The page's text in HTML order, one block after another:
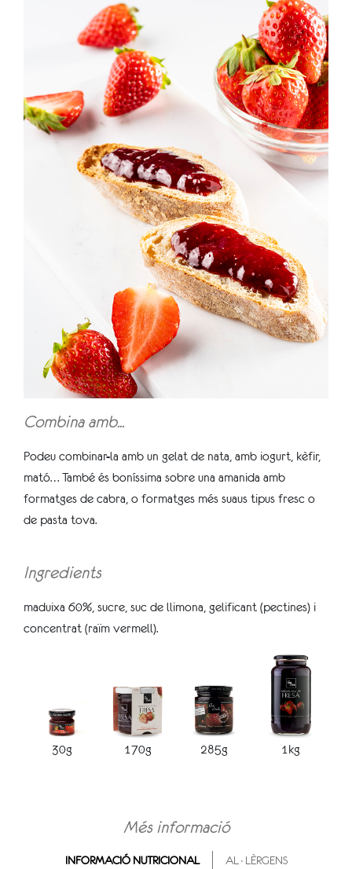
Combina amb...
Podeu combinar-la amb un gelat de nata, amb iogurt, kèfir,
mató… També és boníssima sobre una amanida amb
formatges de cabra, o formatges més suaus tipus fresc o
de pasta tova.
Ingredients
maduixa 60%, sucre, suc de llimona, gelificant (pectines) i
concentrat (raïm vermell).
30g 170g 285g 1kg
Més informació
INFORMACIÓ NUTRICIONAL AL·LÈRGENS